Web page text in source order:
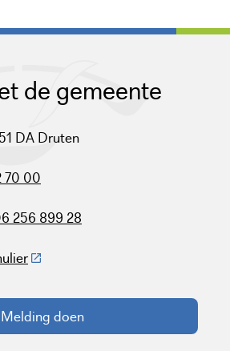
de gemeente
DA Druten
70 00
256 899 28
(Deze link gaat naar een externe
Melding doen